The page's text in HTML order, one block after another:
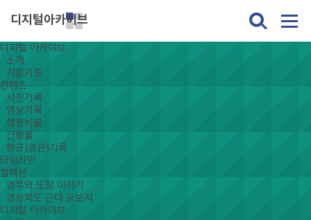
디지털아카이브
디지털 아카이브
소개
자료기증
컨텐츠
사진기록
영상기록
행정박물
간행물
항공(경관)기록
타임라인
컬렉션
경북의 도정 이야기
경상북도 근대 공보지
디지털 아카이브